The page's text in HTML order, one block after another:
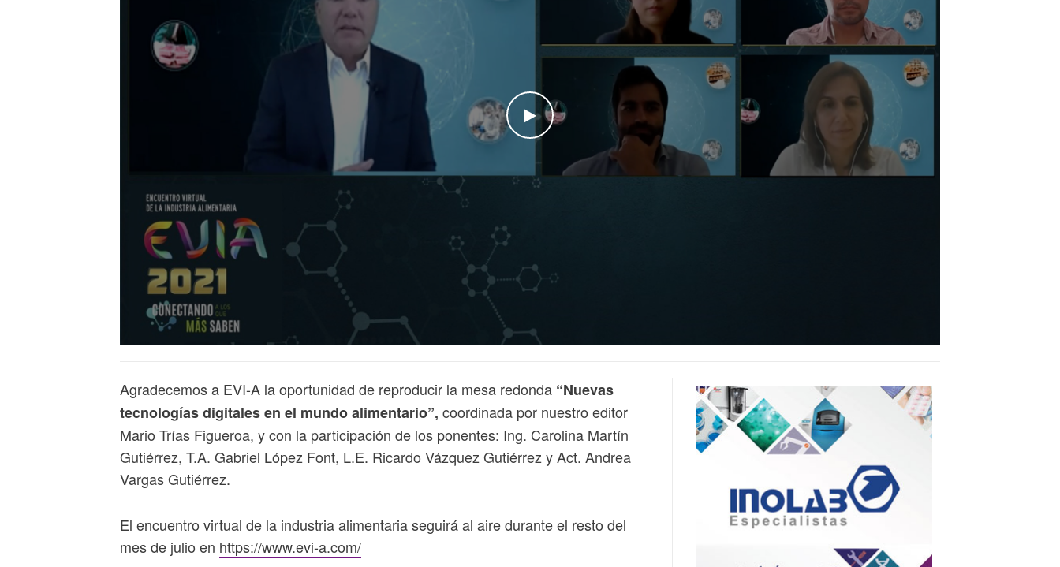
WATCH THE VIDEO
Agradecemos a EVI-A la oportunidad de reproducir la mesa redonda “Nuevas
tecnologías digitales en el mundo alimentario”, coordinada por nuestro editor
Mario Trías Figueroa, y con la participación de los ponentes: Ing. Carolina Martín
Gutiérrez, T.A. Gabriel López Font, L.E. Ricardo Vázquez Gutiérrez y Act. Andrea
Vargas Gutiérrez.
El encuentro virtual de la industria alimentaria seguirá al aire durante el resto del
mes de julio en https://www.evi-a.com/